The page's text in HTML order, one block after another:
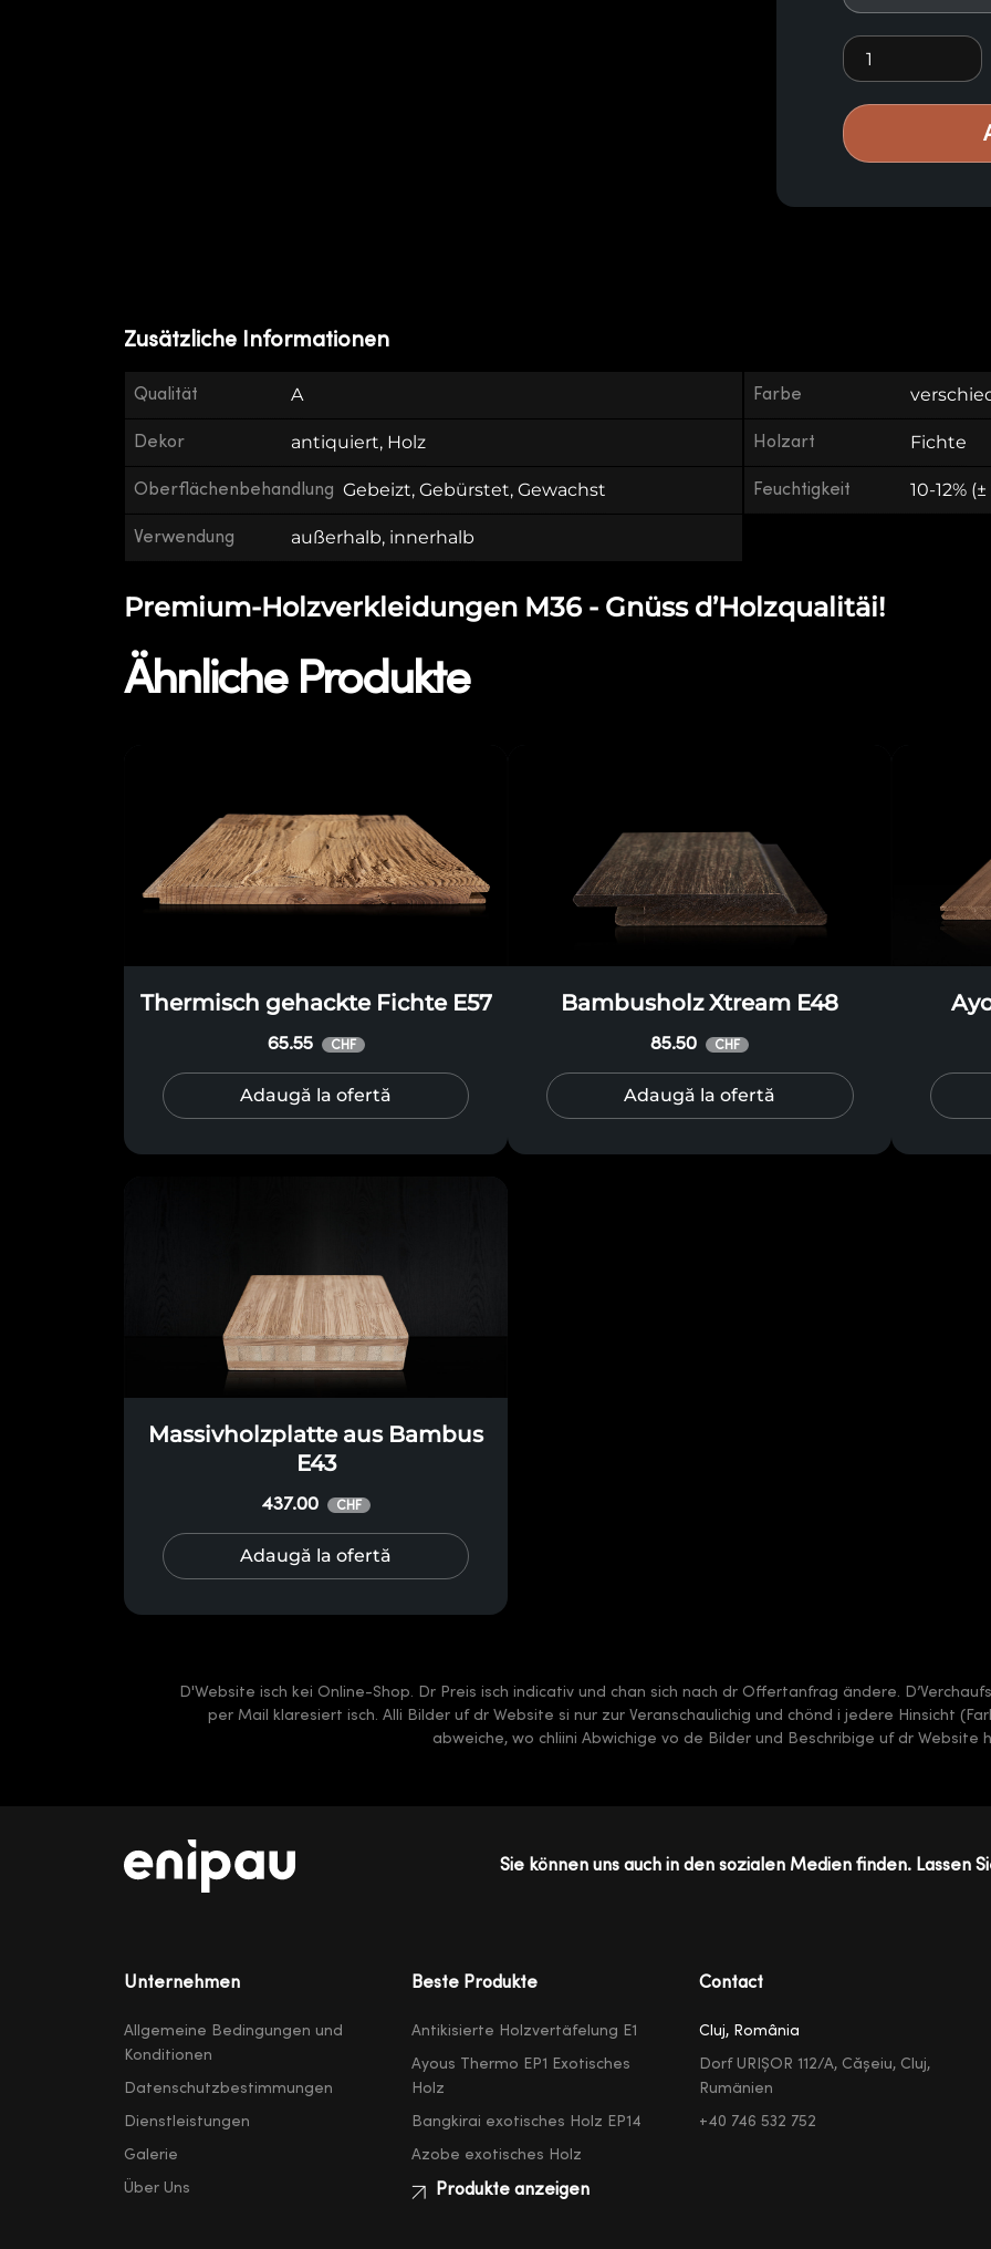
Premium-
Zusätzliche Informationen
Qualität A Farbe
Dekor antiquiert, Holz Holzart Fichte
Oberflächenbehandlung Gebeizt, Gebürstet, Gewachst Feuchtigkeit 10-12% (±
Verwendung außerhalb, innerhalb
Premium-Holzverkleidungen M36 - Gnüss d’Holzqualitäi!
Ähnliche Produkte
Thermisch gehackte Fichte E57
65.55 CHF
Adaugă la ofertă
Bambusholz Xtream E48
85.50 CHF
Adaugă la ofertă
Massivholzplatte aus Bambus
E43
437.00 CHF
Adaugă la ofertă
D'Website isch kei Online-Shop. Dr Preis isch indicativ und chan sich nach dr Offertanfrag ändere.
per Mail klaresiert isch. Alli Bilder uf dr Website si nur zur Veranschaulichig und chönd i jedere Hinsicht
abweiche, wo chliini Abwichige vo de Bilder und Beschribige uf dr Website
Sie können uns auch in den sozialen Medien finden. Lassen
Unternehmen
Allgemeine Bedingungen und
Konditionen
Datenschutzbestimmungen
Dienstleistungen
Galerie
Über Uns
Beste Produkte
Antikisierte Holzvertäfelung E1
Ayous Thermo EP1 Exotisches
Holz
Bangkirai exotisches Holz EP14
Azobe exotisches Holz
Produkte anzeigen
Contact
Cluj, România
Dorf URIȘOR 112/A, Cășeiu, Cluj,
Rumänien
+40 746 532 752